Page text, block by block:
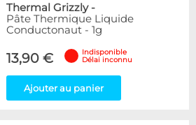
Thermal Grizzly-
Pâte Thermique Liquide
Conductonaut - 1g
13,90 €
Indisponible
Délai inconnu
Ajouter au panier